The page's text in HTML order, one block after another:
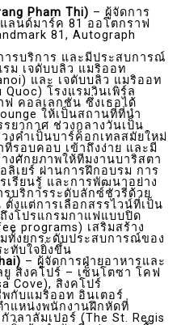
Pham Thi) – ผู้จัดการ
ลนด์มาร์ค 81 ออโตกราฟ
81, Autograph
ารบริการ และมีประสบการณ์
รม เจดับบลิว แมริออท
และ เจดับบลิว แมริออท
โรงแรมวินเพิร์ล
คอลเลกชั่น ซึ่งเธอได้
ให้เป็นสถานที่ที่นำ
ยากาศ ช่วงกลางวันเป็น
ค่ำเป็นบาร์ค็อกเทลสมัยใหม่
ที่รอบคอบ เข้าถึงง่าย และมี
งศักยภาพให้ทีมงานบาริสตา
ลิเยร์ ผ่านการฝึกอบรม การ
เรียนรู้ และการพัฒนาอย่าง
รบริการระดับลักซ์ชัวรี่ด้วย
งแต่การเลือกสรรไวน์ที่เป็น
งโปรแกรมกาแฟแบบปิด
programs) เสริมสร้าง
ทั้งยกระดับประสบการณ์ของ
ทับใจยิ่งขึ้น
– ผู้จัดการฝ่ายอาหารและ
ยู สิงคโปร์ – เซ็นโตซา โคฟ
Cove), สิงคโปร์
กับแมริออท อินเตอร์
แหน่งพนักงานฝึกหัดที่
วลาลัมเปอร์ (The St. Regis